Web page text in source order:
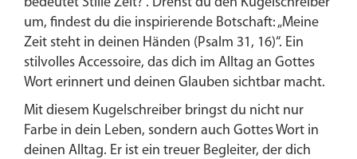
|
Stift
Menge
um, findest du die inspirierende Botschaft: „Meine
Zeit steht in deinen Händen (Psalm 31, 16)“. Ein
stilvolles Accessoire, das dich im Alltag an Gottes
Wort erinnert und deinen Glauben sichtbar macht.
Mit diesem Kugelschreiber bringst du nicht nur
Farbe in dein Leben, sondern auch Gottes Wort in
deinen Alltag. Er ist ein treuer Begleiter, der dich